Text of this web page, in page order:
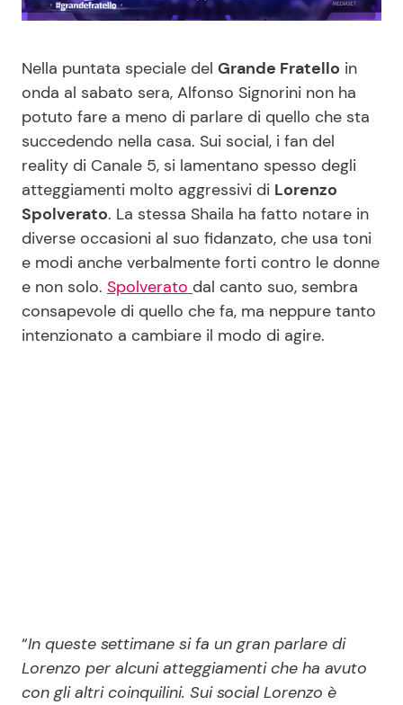
Mondo Mamma
News benessere
Salute
Viaggi e Turismo
Festività
Le Ricette in TV
Primi Piatti
Ricette Facili e Veloci
Ricette Feste
Ricette per Bambini
Seguici
Nella puntata speciale del Grande Fratello in
onda al sabato sera, Alfonso Signorini non ha
potuto fare a meno di parlare di quello che sta
succedendo nella casa. Sui social, i fan del
reality di Canale 5, si lamentano spesso degli
atteggiamenti molto aggressivi di Lorenzo
Spolverato. La stessa Shaila ha fatto notare in
diverse occasioni al suo fidanzato, che usa toni
e modi anche verbalmente forti contro le donne
e non solo. Spolverato dal canto suo, sembra
consapevole di quello che fa, ma neppure tanto
intenzionato a cambiare il modo di agire.
“In queste settimane si fa un gran parlare di
Lorenzo per alcuni atteggiamenti che ha avuto
con gli altri coinquilini. Sui social Lorenzo è